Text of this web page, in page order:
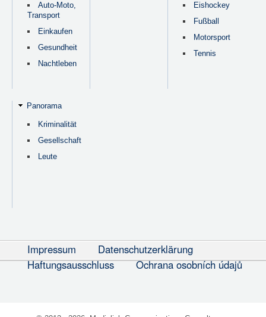
Auto-Moto,
Transport
Einkaufen
Gesundheit
Nachtleben
Eishockey
Fußball
Motorsport
Tennis
Panorama
Kriminalität
Gesellschaft
Leute
Impressum
Datenschutzerklärung
Haftungsausschluss
Ochrana osobních údajů